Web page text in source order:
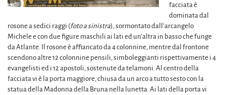
facciata è
dominata dal
rosone a sedici raggi (foto a sinistra), sormontato dall’arcangelo
Michele e con due figure maschili ai lati ed un’altra in basso che funge
da Atlante. Il rosone è affiancato da 4 colonnine, mentre dal frontone
scendono altre 12 colonnine pensili, simboleggianti rispettivamente i 4
evangelisti ed i 12 apostoli, sostenute da telamoni. Al centro della
facciata vi è la porta maggiore, chiusa da un arco a tutto sesto con la
statua della Madonna della Bruna nella lunetta. Ai lati della porta vi